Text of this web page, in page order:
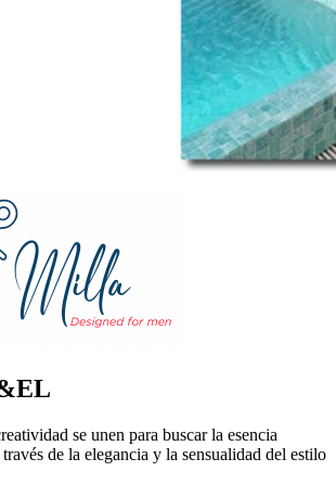
se unen para buscar la esencia
de la elegancia y la sensualidad del estilo